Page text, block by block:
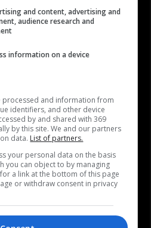
në rend të parë -
Maqedonci flet për
e Kosovës, NATO-n dhe
nga Serbia
and content, advertising and
audience research and
information on a device
processed and information from
identifiers, and other device
by and shared with 369
by this site. We and our partners
data. List of partners.
your personal data on the basis
you can object to by managing
a link at the bottom of this page
or withdraw consent in privacy